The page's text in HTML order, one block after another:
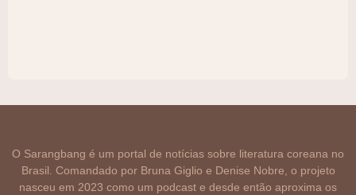
O Sarangbang é um portal de notícias sobre literatura coreana no
Brasil. Comandado por Bruna Giglio e Denise Nobre, o projeto
nasceu em 2023 como um podcast e desde então aproxima os